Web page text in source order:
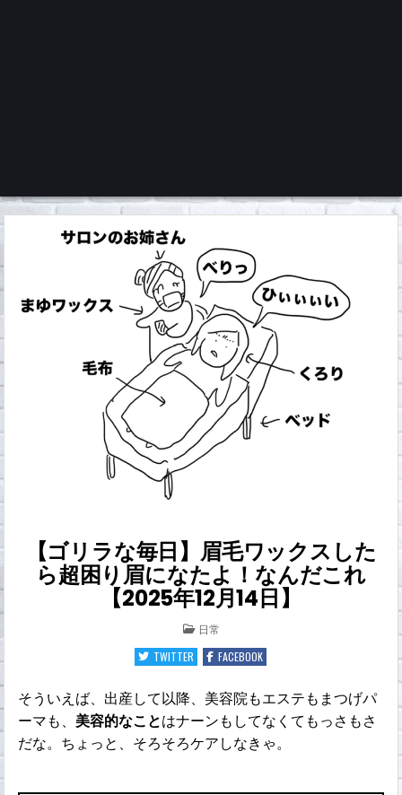
くろチャンネル
【ゴリラな毎日】眉毛ワックスした
ら超困り眉になたよ！なんだこれ
【2025年12月14日】
POSTED
IN
日常
TWITTER
FACEBOOK
そういえば、出産して以降、美容院もエステもまつげパ
ーマも、 美容的なことはナーンもしてなくてもっさもさ
だな。ちょっと、そろそろケアしなきゃ。